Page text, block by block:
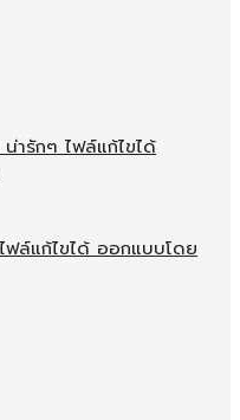
ล์แก้ไขได้ ออกแบบโดย